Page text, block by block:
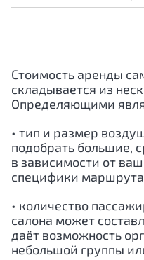
Стоимость аренды
складывается из
Определяющими
• тип и размер
подобрать большие,
в зависимости от
специфики
• количество
салона может
даёт возможность
небольшой группы